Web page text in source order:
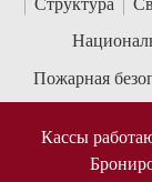
Пожарная
Кассы